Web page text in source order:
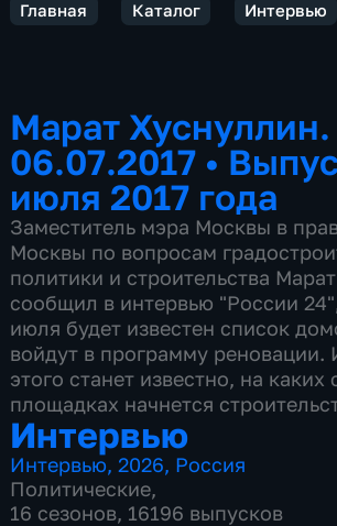
Главная Каталог Интервью
Марат
06.07.2017 •
июля 2017 года
Заместитель мэра Москвы в
Москвы по вопросам
политики и строительства
сообщил в интервью "России
июля будет известен список
войдут в программу реновации.
этого станет известно, на каких
площадках начнется
Интервью
Интервью,2026, Россия
Политические,
16 сезонов, 16196 выпусков